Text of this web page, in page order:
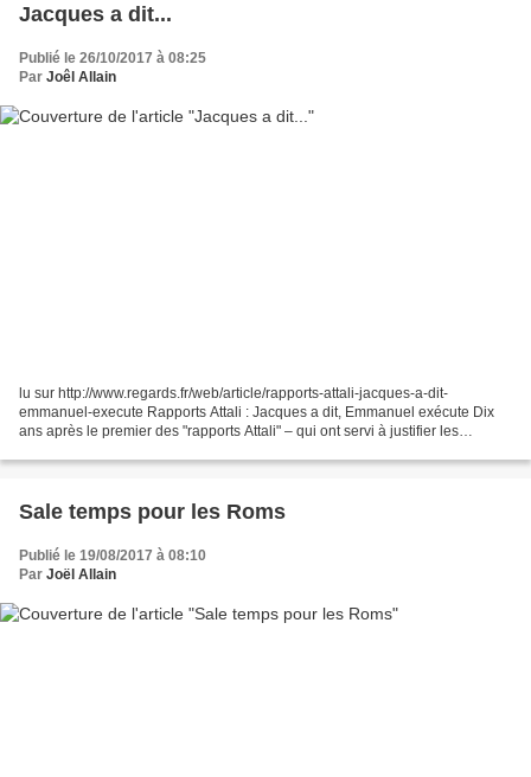
Jacques a dit...
Publié le 26/10/2017 à 08:25
Par Joêl Allain
lu sur http://www.regards.fr/web/article/rapports-attali-jacques-a-dit-
emmanuel-execute Rapports Attali : Jacques a dit, Emmanuel exécute Dix
ans après le premier des "rapports Attali" – qui ont servi à justifier les
Sale temps pour les Roms
Publié le 19/08/2017 à 08:10
Par Joël Allain